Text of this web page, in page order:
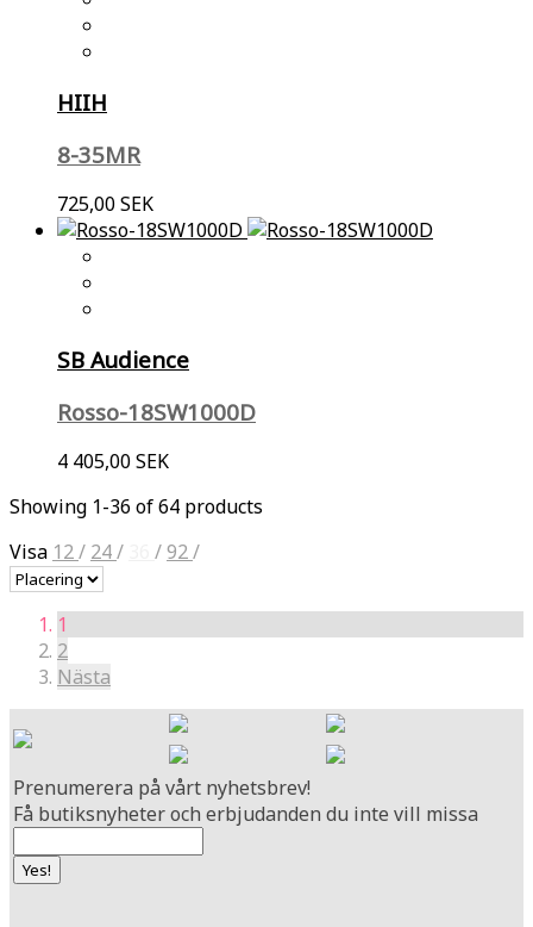
HIIH
8-35MR
725,00 SEK
SB Audience
Rosso-18SW1000D
4 405,00 SEK
Showing 1-36 of 64 products
Visa 12/ 24/ /92/
1
2
Nästa
Prenumerera på vårt nyhetsbrev!
Få butiksnyheter och erbjudanden du inte vill missa